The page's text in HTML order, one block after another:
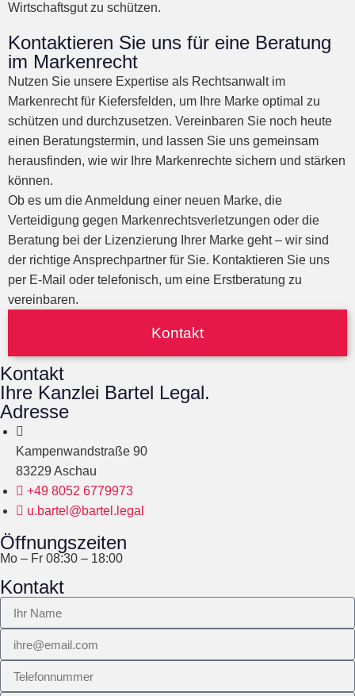
Wirtschaftsgut zu schützen.
Kontaktieren Sie uns für eine Beratung
im Markenrecht
Nutzen Sie unsere Expertise als Rechtsanwalt im
Markenrecht für Kiefersfelden, um Ihre Marke optimal zu
schützen und durchzusetzen. Vereinbaren Sie noch heute
einen Beratungstermin, und lassen Sie uns gemeinsam
herausfinden, wie wir Ihre Markenrechte sichern und stärken
können.
Ob es um die Anmeldung einer neuen Marke, die
Verteidigung gegen Markenrechtsverletzungen oder die
Beratung bei der Lizenzierung Ihrer Marke geht – wir sind
der richtige Ansprechpartner für Sie. Kontaktieren Sie uns
per E-Mail oder telefonisch, um eine Erstberatung zu
vereinbaren.
Kontakt
Kontakt
Ihre Kanzlei Bartel Legal.
Adresse
Kampenwandstraße 90
83229 Aschau
+49 8052 6779973
u.bartel@bartel.legal
Öffnungszeiten
Mo – Fr 08:30 – 18:00
Kontakt